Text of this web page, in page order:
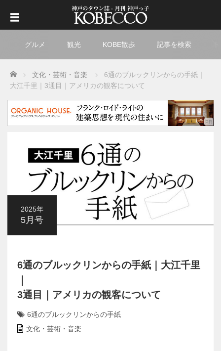
グルメ 観光 KOBE散歩 記事を検索
Home 文化・芸術・音楽
6通のブルックリンからの手紙｜
大江千里｜ 3通目｜アメリカの観客について
2025年
5月号
6通のブルックリンからの手紙｜大江千里
3通目｜アメリカの観客について
6通のブルックリンからの手紙
文化・芸術・音楽